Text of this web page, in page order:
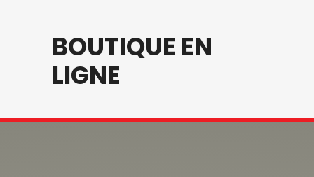
BOUTIQUE EN
LIGNE